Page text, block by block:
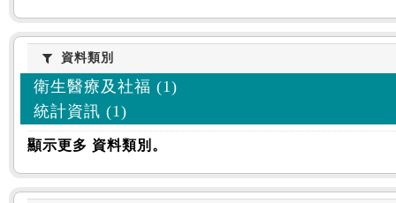
資料類別
資料類別
衛生醫療及社福 (1)
統計資訊 (1)
顯示更多 資料類別。